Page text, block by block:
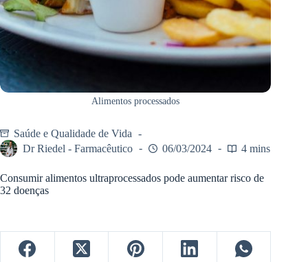
Alimentos processados
Saúde e Qualidade de Vida
Dr Riedel - Farmacêutico
06/03/2024 4 mins
Consumir alimentos ultraprocessados ​​pode aumentar risco de
32 doenças